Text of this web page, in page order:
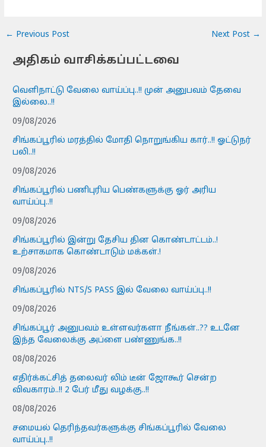
← Previous Post Next Post →
அதிகம் வாசிக்கப்பட்டவை
வெளிநாட்டு வேலை வாய்ப்பு..!! முன் அனுபவம் தேவை
இல்லை..!!
09/08/2026
சிங்கப்பூரில் மரத்தில் மோதி நொறுங்கிய கார்..!! ஓட்டுநர்
பலி..!!
09/08/2026
சிங்கப்பூரில் பணிபுரிய பெண்களுக்கு ஓர் அரிய
வாய்ப்பு..!!
09/08/2026
சிங்கப்பூரில் இன்று தேசிய தின கொண்டாட்டம்..!
உற்சாகமாக கொண்டாடும் மக்கள்.!
09/08/2026
சிங்கப்பூரில் NTS/S PASS இல் வேலை வாய்ப்பு..!!
09/08/2026
சிங்கப்பூர் அனுபவம் உள்ளவர்களா நீங்கள்..?? உடனே
இந்த வேலைக்கு அப்ளை பண்ணுங்க..!!
08/08/2026
எதிர்க்கட்சித் தலைவர் லிம் டீன் ஜோகூர் சென்ற
விவகாரம்..!! 2 பேர் மீது வழக்கு..!!
08/08/2026
சமையல் தெரிந்தவர்களுக்கு சிங்கப்பூரில் வேலை
வாய்ப்பு..!!